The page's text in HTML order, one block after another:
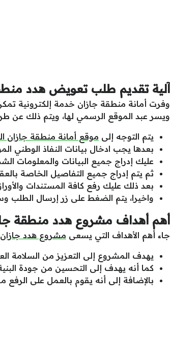
آلية تقديم طلب تعويض هدد منطقة
وفرت أمانة منطقة جازان خدمة إلكترونية
ويسر عبد الموقع الرسمي لها، ويتم ذلك عن
يتم التوجه إلى موقع أمانة منطقة جازان
بعدها يجب ادخال بيانات النفاذ الوطني
عليك إدراج جميع البيانات والمعلومات
ثم يتم إدراج جميع التفاصيل الخاصة
بعد ذلك عليك رفع كافة المستندات والأوراق
واخيرا، يتم الضغط على زر إرسال الطلب
أهم أهداف مشروع هدد منطقة جازان
جاء أهم الأهداف التي يسعى مشروع هدد جازان
يهدف المشروع إلى التعزيز من السلامة
كما أنه يهدف إلى التحسين من جودة
بالإضافة إلى أنه يقوم بالعمل على